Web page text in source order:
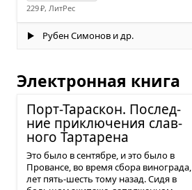
229 ₽, ЛитРес
Рубен Симонов и др.
Электронная книга
Порт-Тарас­кон. Послед­
ние при­клю­че­ния слав­
ного Тар­та­рена
Это было в сентябре, и это было в
Провансе, во время сбора винограда,
лет пять-шесть тому назад. Сидя в